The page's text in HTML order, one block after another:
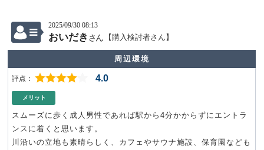
2025/09/30 08:13
おいだき さん 【購入検討者さん】
周辺環境
4.0
メリット
スムーズに歩く成人男性であれば駅から4分かからずにエントラ
ンスに着くと思います。
川沿いの立地も素晴らしく、カフェやサウナ施設、保育園なども